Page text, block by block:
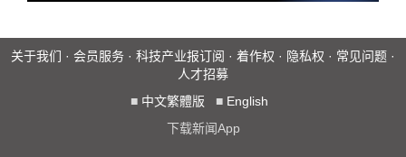
关于我们 · 会员服务 · 科技产业报订阅 · 着作权 · 隐私权 · 常见问题 ·
人才招募
■ 中文繁體版 ■ English
下载新闻App